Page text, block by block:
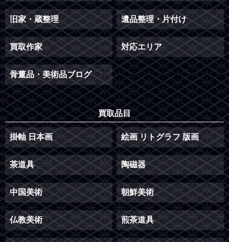
旧家・蔵整理 遺品整理・片付け
買取作家 対応エリア
骨董品・美術品ブログ
買取品目
掛軸 日本画 絵画 リトグラフ 版画
茶道具 陶磁器
中国美術 朝鮮美術
仏教美術 煎茶道具